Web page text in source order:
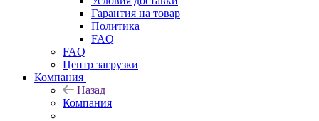
Гарантия на товар
Политика
FAQ
FAQ
Центр загрузки
Компания
Назад
Компания